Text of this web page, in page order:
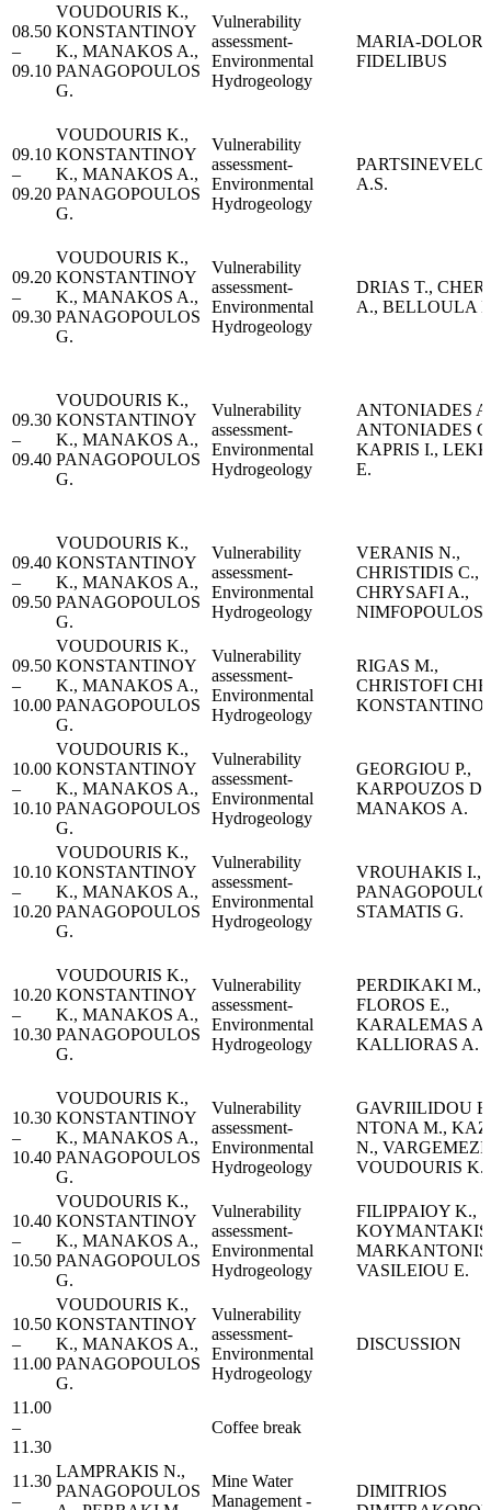
08.50
–
09.10
VOUDOURIS K.,
KONSTANTINOY
K., MANAKOS A.,
PANAGOPOULOS
G.
Vulnerability
assessment-
Environmental
Hydrogeology
MARIA-
FIDELIBUS
09.10
–
09.20
VOUDOURIS K.,
KONSTANTINOY
K., MANAKOS A.,
PANAGOPOULOS
G.
Vulnerability
assessment-
Environmental
Hydrogeology
A.S.
09.20
–
09.30
VOUDOURIS K.,
KONSTANTINOY
K., MANAKOS A.,
PANAGOPOULOS
G.
Vulnerability
assessment-
Environmental
Hydrogeology
DRIAS T.,
A., BELLOULA
09.30
–
09.40
VOUDOURIS K.,
KONSTANTINOY
K., MANAKOS A.,
PANAGOPOULOS
G.
Vulnerability
assessment-
Environmental
Hydrogeology
ANTONIADES
ANTONIADES
KAPRIS I.,
E.
09.40
–
09.50
VOUDOURIS K.,
KONSTANTINOY
K., MANAKOS A.,
PANAGOPOULOS
G.
Vulnerability
assessment-
Environmental
Hydrogeology
VERANIS N.,
CHRISTIDIS C.,
CHRYSAFI A.,
NIMFOPOULOS
09.50
–
10.00
VOUDOURIS K.,
KONSTANTINOY
K., MANAKOS A.,
PANAGOPOULOS
G.
Vulnerability
assessment-
Environmental
Hydrogeology
RIGAS M.,
CHRISTOFI
10.00
–
10.10
VOUDOURIS K.,
KONSTANTINOY
K., MANAKOS A.,
PANAGOPOULOS
G.
Vulnerability
assessment-
Environmental
Hydrogeology
GEORGIOU P.,
ΚARPOUZOS D.,
ΜΑΝΑΚΟS Α.
10.10
–
10.20
VOUDOURIS K.,
KONSTANTINOY
K., MANAKOS A.,
PANAGOPOULOS
G.
Vulnerability
assessment-
Environmental
Hydrogeology
VROUHAKIS I.,
STAMATIS G.
10.20
–
10.30
VOUDOURIS K.,
KONSTANTINOY
K., MANAKOS A.,
PANAGOPOULOS
G.
Vulnerability
assessment-
Environmental
Hydrogeology
PERDIKAKI M.,
FLOROS E.,
KARALEMAS
KALLIORAS A.
10.30
–
10.40
VOUDOURIS K.,
KONSTANTINOY
K., MANAKOS A.,
PANAGOPOULOS
G.
Vulnerability
assessment-
Environmental
Hydrogeology
GAVRIILIDOU
NTONA M.,
N.,
VOUDOURIS K.
10.40
–
10.50
VOUDOURIS K.,
KONSTANTINOY
K., MANAKOS A.,
PANAGOPOULOS
G.
Vulnerability
assessment-
Environmental
Hydrogeology
FILIPPAIOY K.,
KOYMANTAKIS
VASILEIOU E.
10.50
–
11.00
VOUDOURIS K.,
KONSTANTINOY
K., MANAKOS A.,
PANAGOPOULOS
G.
Vulnerability
assessment-
Environmental
Hydrogeology
DISCUSSION
11.00
–
11.30
Coffee break
11.30
–
LAMPRAKIS N.,
PANAGOPOULOS
Μine Water
Management -
DIMITRIOS